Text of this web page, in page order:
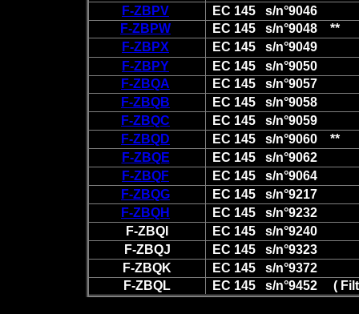
F-ZBPV
EC 145 s/n°9046
F-ZBPW
EC 145 s/n°9048 **
F-ZBPX
EC 145 s/n°9049
F-ZBPY
EC 145 s/n°9050
F-ZBQA
EC 145 s/n°9057
F-ZBQB
EC 145 s/n°9058
F-ZBQC
EC 145 s/n°9059
F-ZBQD
EC 145 s/n°9060 **
F-ZBQE
EC 145 s/n°9062
F-ZBQF
EC 145 s/n°9064
F-ZBQG
EC 145 s/n°9217
F-ZBQH
EC 145 s/n°9232
F-ZBQI
EC 145 s/n°9240
F-ZBQJ
EC 145 s/n°9323
F-ZBQK
EC 145 s/n°9372
F-ZBQL
EC 145 s/n°9452 (